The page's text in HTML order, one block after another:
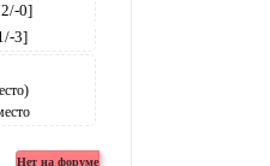
0]
3]